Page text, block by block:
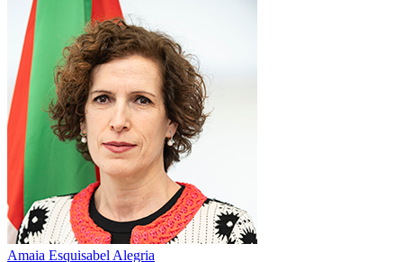
Amaia Esquisabel Alegria